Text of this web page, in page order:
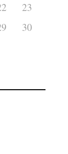
23
30